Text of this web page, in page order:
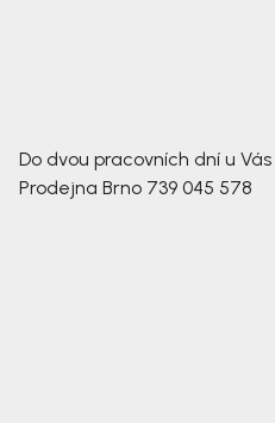
Do dvou pracovních dní u Vás
Prodejna Brno 739 045 578